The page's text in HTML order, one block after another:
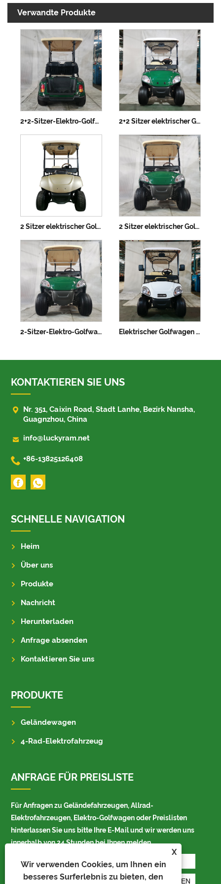
Verwandte Produkte
2+2-Sitzer-Elektro-Golfwagen 2+2 Sitzer elektrischer Golfwagen mit Lithiumbatterie
2 Sitzer elektrischer Golfwagen 2 Sitzer elektrischer Golfwagen mit Lithiumbatterie
2-Sitzer-Elektro-Golfwagen mit Lithiumbatterie – anpassbare Farben Elektrischer Golfwagen mit 4+2 Sitzplätzen
X
Wir verwenden Cookies, um Ihnen ein
besseres Surferlebnis zu bieten, den
KONTAKTIEREN SIE UNS

Nr. 351, Caixin Road, Stadt Lanhe, Bezirk Nansha,
Guagnzhou, China
 info@luckyram.net
 +86-13825126408
SCHNELLE NAVIGATION
Heim
Über uns
Produkte
Nachricht
Herunterladen
Anfrage absenden
Kontaktieren Sie uns
PRODUKTE
Geländewagen
4-Rad-Elektrofahrzeug
ANFRAGE FÜR PREISLISTE
Für Anfragen zu Geländefahrzeugen, Allrad-
Elektrofahrzeugen, Elektro-Golfwagen oder Preislisten
hinterlassen Sie uns bitte Ihre E-Mail und wir werden uns
innerhalb von 24 Stunden bei Ihnen melden.